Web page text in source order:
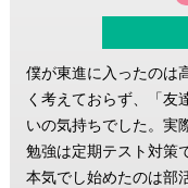
僕が東進に入ったのは
く考えておらず、「友
いの気持ちでした。実
勉強は定期テスト対策
本気でし始めたのは部